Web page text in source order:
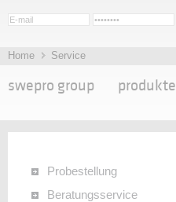
Home Service
swepro group produkte
Probestellung
Beratungsservice